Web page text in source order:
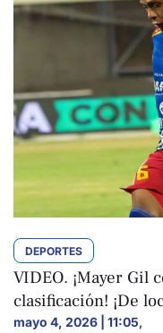
DEPORTES
VIDEO. ¡Mayer Gil
clasificación! ¡De
mayo 4, 2026 | 11:05,